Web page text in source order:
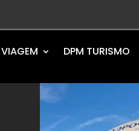
DPM TURISMO